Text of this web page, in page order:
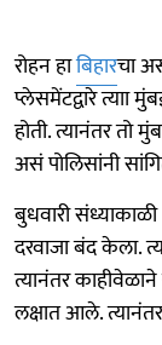
रोहन हाबिहारचा
प्लेसमेंटद्वारे त्याा
होती. त्यानंतर तो
असं पोलिसांनी
बुधवारी
दरवाजा बंद केला.
त्यानंतर
लक्षात आले.